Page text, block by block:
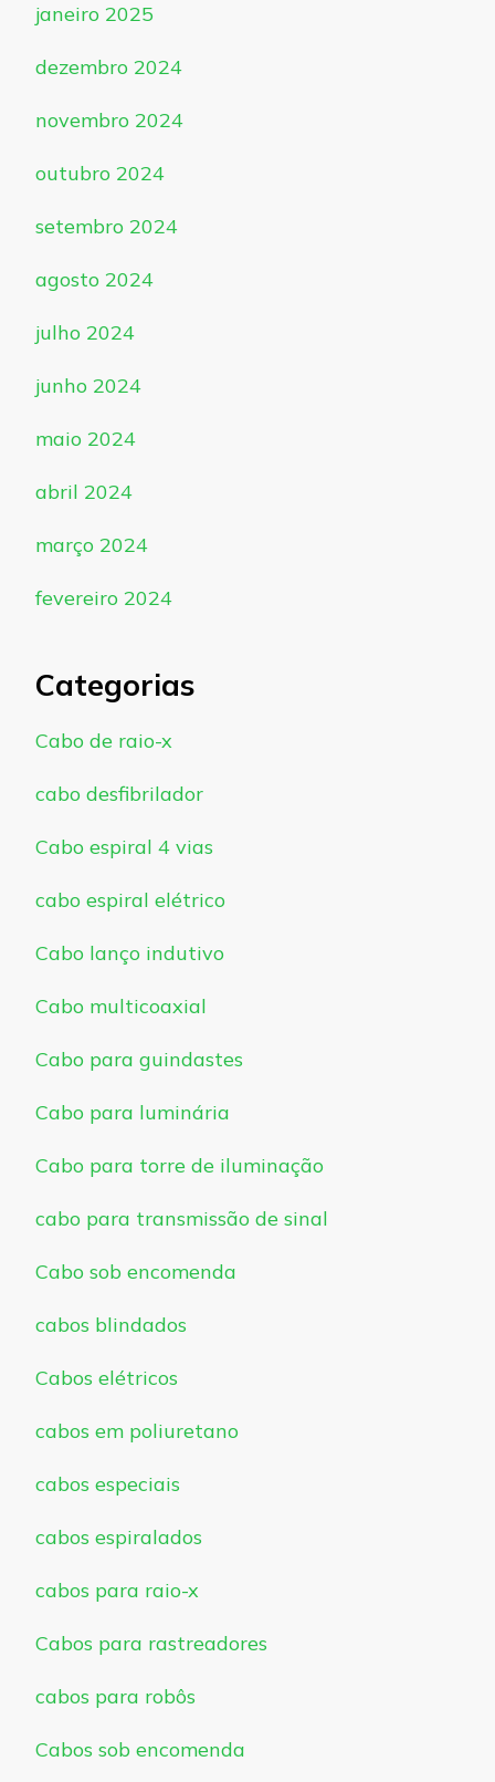
janeiro 2025
dezembro 2024
novembro 2024
outubro 2024
setembro 2024
agosto 2024
julho 2024
junho 2024
maio 2024
abril 2024
março 2024
fevereiro 2024
Categorias
Cabo de raio-x
cabo desfibrilador
Cabo espiral 4 vias
cabo espiral elétrico
Cabo lanço indutivo
Cabo multicoaxial
Cabo para guindastes
Cabo para luminária
Cabo para torre de iluminação
cabo para transmissão de sinal
Cabo sob encomenda
cabos blindados
Cabos elétricos
cabos em poliuretano
cabos especiais
cabos espiralados
cabos para raio-x
Cabos para rastreadores
cabos para robôs
Cabos sob encomenda